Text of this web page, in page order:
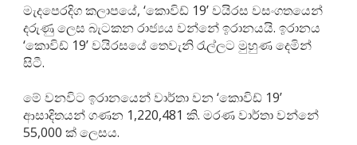
මැදපෙරදිග කලාපයේ, ‘කොවිඩ් 19’ වයිරස වසංගතයෙන්
දරුණු ලෙස බැටකන රාජ්‍යය වන්නේ ඉරානයයි. ඉරානය
‘කොවිඩ් 19’ වයිරසයේ තෙවැනි රැල්ලට මුහුණ දෙමින්
සිටී.
මේ වනවිට ඉරානයෙන් වාර්තා වන ‘කොවිඩ් 19’
ආසාදිතයන් ගණන 1,220,481 කි. මරණ වාර්තා වන්නේ
55,000 ක් ලෙසය.